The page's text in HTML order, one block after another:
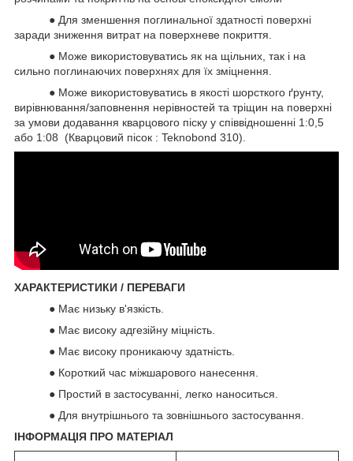
● Для зменшення поглинальної здатності поверхні
заради зниження витрат на поверхневе покриття.
● Може використовуватись як на щільних, так і на
сильно поглинаючих поверхнях для їх зміцнення.
● Може використовуватись в якості шорсткого ґрунту,
вирівнювання/заповнення нерівностей та тріщин на поверхні
за умови додавання кварцового піску у співвідношенні 1:0,5
або 1:08 (Кварцовий пісок : Teknobond 310).
ХАРАКТЕРИСТИКИ / ПЕРЕВАГИ
● Має низьку в'язкість.
● Має високу адгезійну міцність.
● Має високу проникаючу здатність.
● Короткий час міжшарового нанесення.
● Простий в застосуванні, легко наноситься.
● Для внутрішнього та зовнішнього застосування.
ІНФОРМАЦІЯ ПРО МАТЕРІАЛ